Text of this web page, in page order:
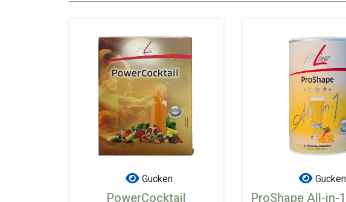
Gucken
PowerCocktail
Gucken
ProShape All-in-